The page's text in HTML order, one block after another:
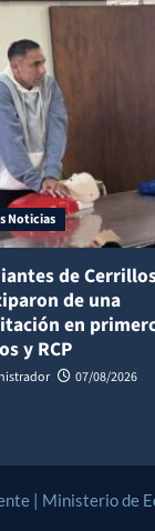
Noticias
de
de una
en
y RCP
07/08/2026
| Ministerio de